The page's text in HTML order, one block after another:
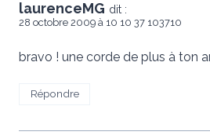
laurenceMG dit :
28 octobre 2009 à 10 10 37 103710
bravo ! une corde de plus à ton
Répondre